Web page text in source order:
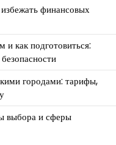
финансовых
и как подготовиться:
городами: тарифы,
выбора и сферы